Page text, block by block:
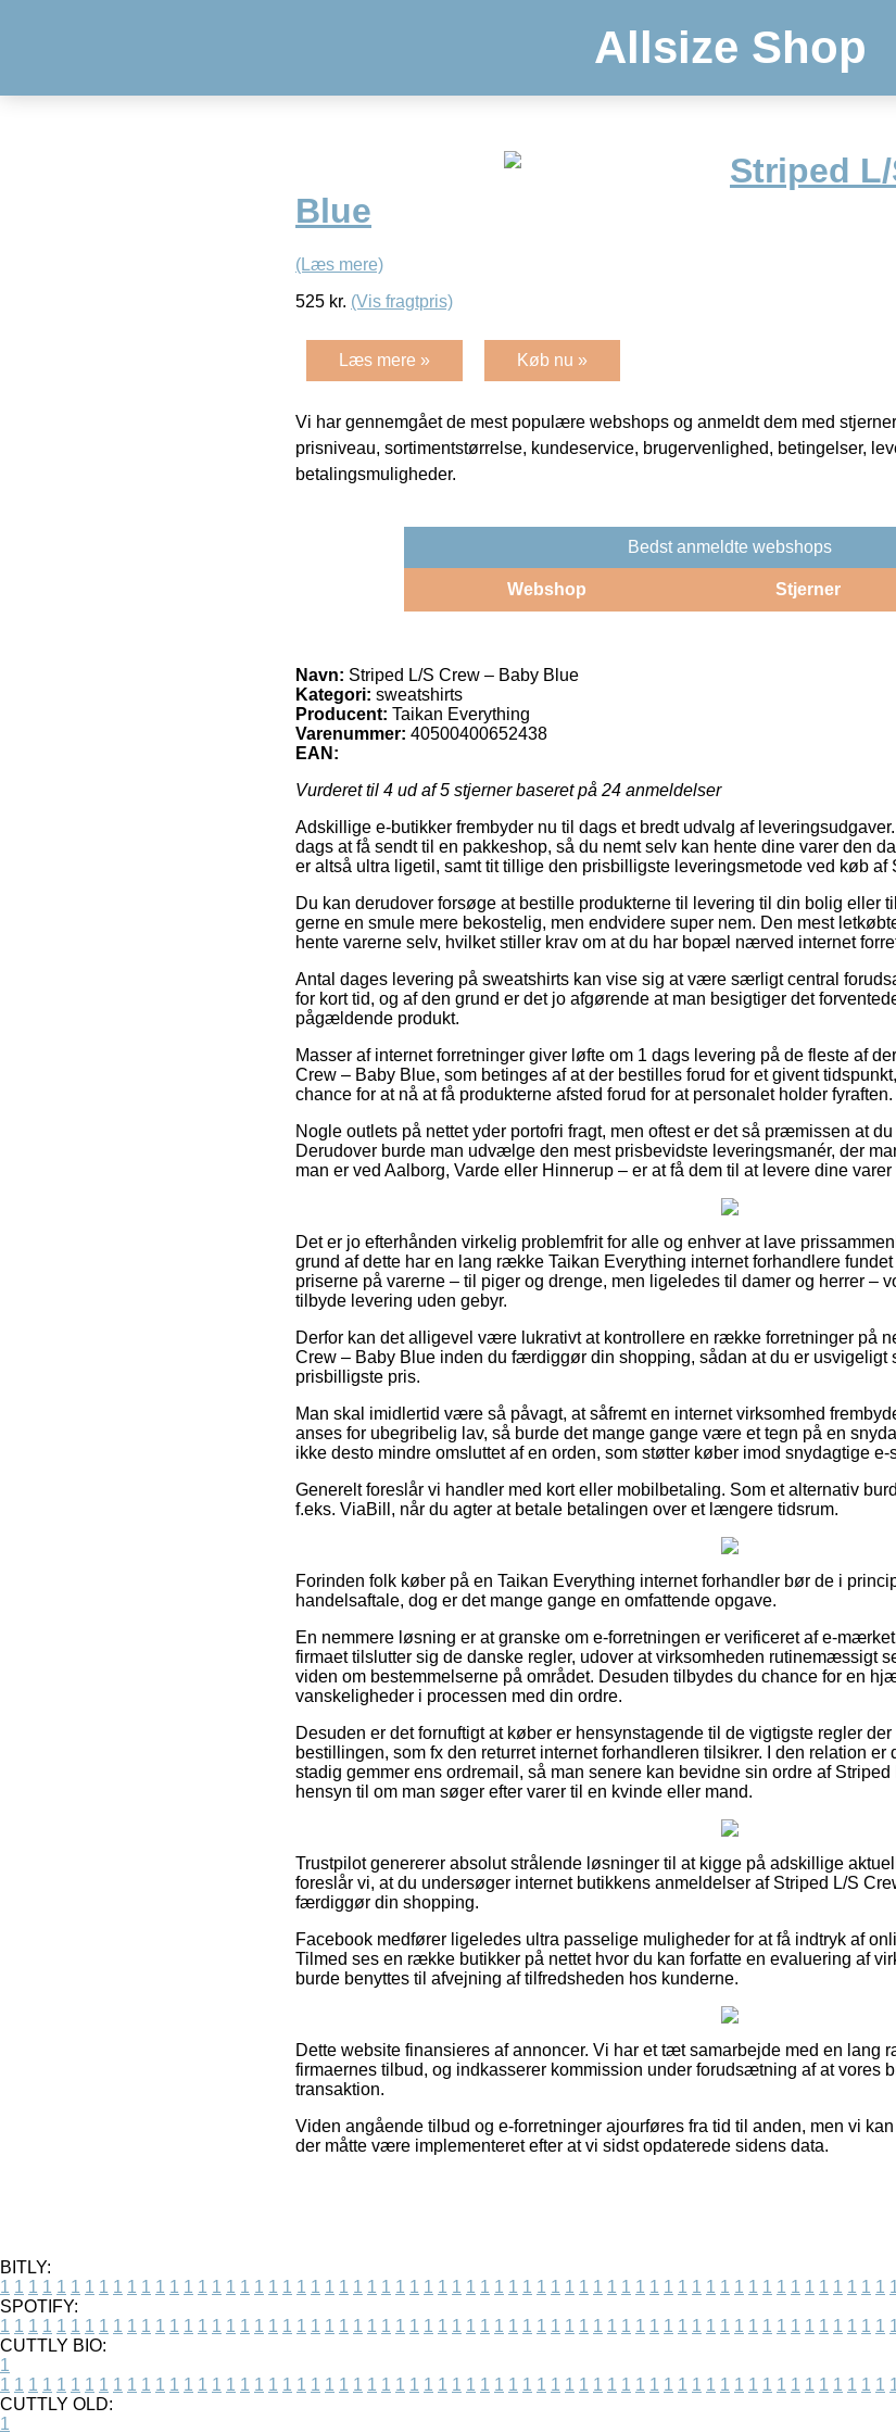
Allsize Shop
Striped
Blue
(Læs mere)
525 kr. (Vis fragtpris)
Læs mere » Køb nu »
Vi har gennemgået de mest populære webshops og anmeldt dem med
prisniveau, sortimentstørrelse, kundeservice, brugervenlighed, betingelser,
betalingsmuligheder.
Bedst anmeldte webshops
Webshop Stjerner
Navn: Striped L/S Crew – Baby Blue
Kategori: sweatshirts
Producent: Taikan Everything
Varenummer: 40500400652438
EAN:
Vurderet til 4 ud af 5 stjerner baseret på 24 anmeldelser
Adskillige e-butikker frembyder nu til dags et bredt udvalg af
dags at få sendt til en pakkeshop, så du nemt selv kan hente dine varer den
er altså ultra ligetil, samt tit tillige den prisbilligste leveringsmetode ved køb af
Du kan derudover forsøge at bestille produkterne til levering til din bolig eller
gerne en smule mere bekostelig, men endvidere super nem. Den mest
hente varerne selv, hvilket stiller krav om at du har bopæl nærved internet
Antal dages levering på sweatshirts kan vise sig at være særligt central
for kort tid, og af den grund er det jo afgørende at man besigtiger det
pågældende produkt.
Masser af internet forretninger giver løfte om 1 dags levering på de fleste af
Crew – Baby Blue, som betinges af at der bestilles forud for et givent
chance for at nå at få produkterne afsted forud for at personalet holder fyraften.
Nogle outlets på nettet yder portofri fragt, men oftest er det så præmissen at
Derudover burde man udvælge den mest prisbevidste leveringsmanér, der
man er ved Aalborg, Varde eller Hinnerup – er at få dem til at levere dine
Det er jo efterhånden virkelig problemfrit for alle og enhver at lave
grund af dette har en lang række Taikan Everything internet forhandlere
priserne på varerne – til piger og drenge, men ligeledes til damer og herrer –
tilbyde levering uden gebyr.
Derfor kan det alligevel være lukrativt at kontrollere en række forretninger på
Crew – Baby Blue inden du færdiggør din shopping, sådan at du er usvigeligt
prisbilligste pris.
Man skal imidlertid være så påvagt, at såfremt en internet virksomhed
anses for ubegribelig lav, så burde det mange gange være et tegn på en
ikke desto mindre omsluttet af en orden, som støtter køber imod snydagtige e-
Generelt foreslår vi handler med kort eller mobilbetaling. Som et alternativ
f.eks. ViaBill, når du agter at betale betalingen over et længere tidsrum.
Forinden folk køber på en Taikan Everything internet forhandler bør de i
handelsaftale, dog er det mange gange en omfattende opgave.
En nemmere løsning er at granske om e-forretningen er verificeret af e-
firmaet tilslutter sig de danske regler, udover at virksomheden rutinemæssigt
viden om bestemmelserne på området. Desuden tilbydes du chance for en
vanskeligheder i processen med din ordre.
Desuden er det fornuftigt at køber er hensynstagende til de vigtigste regler
bestillingen, som fx den returret internet forhandleren tilsikrer. I den relation er
stadig gemmer ens ordremail, så man senere kan bevidne sin ordre af
hensyn til om man søger efter varer til en kvinde eller mand.
Trustpilot genererer absolut strålende løsninger til at kigge på adskillige
foreslår vi, at du undersøger internet butikkens anmeldelser af Striped L/S
færdiggør din shopping.
Facebook medfører ligeledes ultra passelige muligheder for at få indtryk af
Tilmed ses en række butikker på nettet hvor du kan forfatte en evaluering af
burde benyttes til afvejning af tilfredsheden hos kunderne.
Dette website finansieres af annoncer. Vi har et tæt samarbejde med en lang
firmaernes tilbud, og indkasserer kommission under forudsætning af at vores
transaktion.
Viden angående tilbud og e-forretninger ajourføres fra tid til anden, men vi
der måtte være implementeret efter at vi sidst opdaterede sidens data.
BITLY:
1 1 1 1 1 1 1 1 1 1 1 1 1 1 1 1 1 1 1 1 1 1 1 1 1 1 1 1 1 1 1 1 1 1 1 1 1 1 1 1 1 1 1 1 1 1 1 1 1 1 1 1 1 1 1 1 1 1 1 1 1 1 1
SPOTIFY:
1 1 1 1 1 1 1 1 1 1 1 1 1 1 1 1 1 1 1 1 1 1 1 1 1 1 1 1 1 1 1 1 1 1 1 1 1 1 1 1 1 1 1 1 1 1 1 1 1 1 1 1 1 1 1 1 1 1 1 1 1 1 1
CUTTLY BIO:
1
1 1 1 1 1 1 1 1 1 1 1 1 1 1 1 1 1 1 1 1 1 1 1 1 1 1 1 1 1 1 1 1 1 1 1 1 1 1 1 1 1 1 1 1 1 1 1 1 1 1 1 1 1 1 1 1 1 1 1 1 1 1 1
CUTTLY OLD:
1